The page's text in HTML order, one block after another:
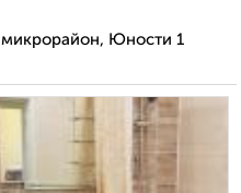
Юности 1